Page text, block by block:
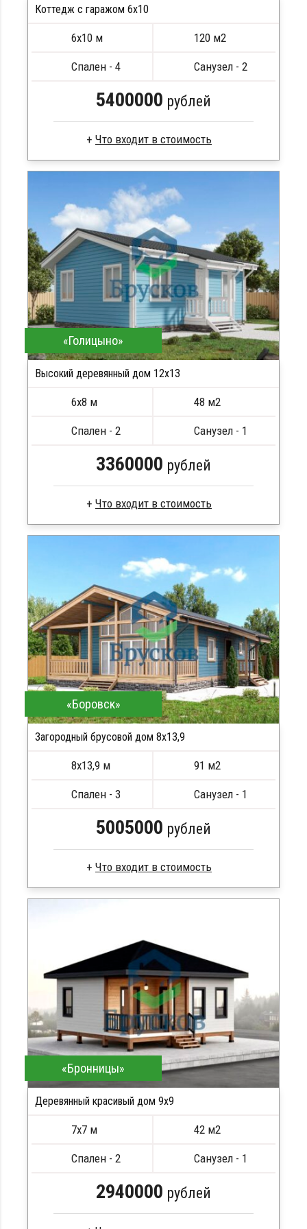
Коттедж с гаражом 6х10
6х10 м 120 м2
Спален - 4 Санузел - 2
5400000 рублей
Стропила, балки 50х200 мм
Кровля металлочерепица
Метизы, саморезы, гвозди
Сборка на березовые нагеля, джут
Металлические сваи 108 диаметр
ПОДРОБНЕЕ
«Голицыно»
Высокий деревянный дом 12х13
6х8 м 48 м2
Спален - 2 Санузел - 1
3360000 рублей
Кровля металлочерепица
Метизы, саморезы, гвозди
Сборка на березовые нагеля, джут
Металлические сваи 108 диаметр
ПОДРОБНЕЕ
«Боровск»
Загородный брусовой дом 8х13,9
8х13,9 м 91 м2
Спален - 3 Санузел - 1
5005000 рублей
Метизы, саморезы, гвозди
Сборка на березовые нагеля, джут
Металлические сваи 108 диаметр
ПОДРОБНЕЕ
«Бронницы»
Деревянный красивый дом 9х9
7х7 м 42 м2
Спален - 2 Санузел - 1
2940000 рублей